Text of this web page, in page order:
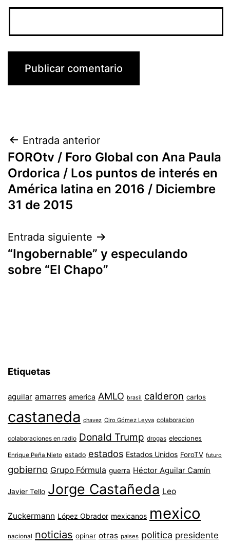
Navegación
de
entradas
Entrada anterior
FOROtv / Foro Global con Ana Paula
Ordorica / Los puntos de interés en
América latina en 2016 / Diciembre
31 de 2015
Entrada siguiente
“Ingobernable” y especulando
sobre “El Chapo”
Etiquetas
aguilar amarres america AMLO brasil calderon carlos
castaneda chavez Ciro Gómez Leyva colaboracion
colaboraciones en radio Donald Trump drogas elecciones
Enrique Peña Nieto estado estados Estados Unidos ForoTV futuro
gobierno Grupo Fórmula guerra Héctor Aguilar Camín
Javier Tello Jorge Castañeda Leo
Zuckermann López Obrador mexicanos mexico
nacional noticias opinar otras paises politica presidente